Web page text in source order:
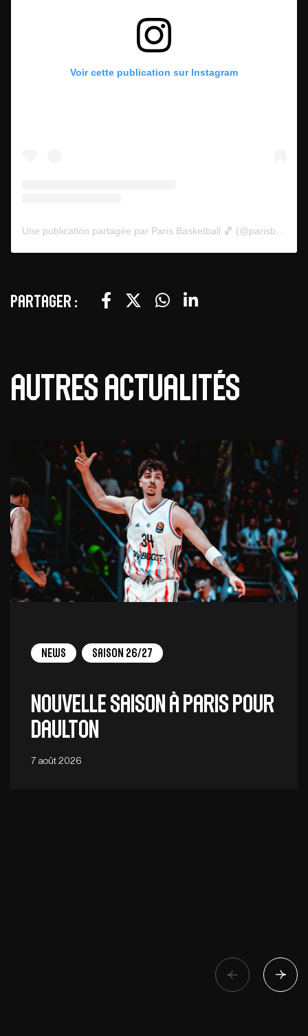
Voir cette publication sur Instagram
Partager :
Autres actualités
News Saison 26/27
Nouvelle saison à Paris pour
Daulton
7 août 2026